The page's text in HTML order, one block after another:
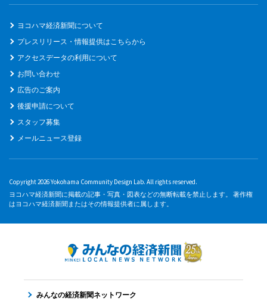
ヨコハマ経済新聞について
プレスリリース・情報提供はこちらから
アクセスデータの利用について
お問い合わせ
広告のご案内
後援申請について
スタッフ募集
メールニュース登録
Copyright 2026 Yokohama Community Design Lab. All rights reserved.
ヨコハマ経済新聞に掲載の記事・写真・図表などの無断転載を禁止します。 著作権
はヨコハマ経済新聞またはその情報提供者に属します。
みんなの経済新聞ネットワーク